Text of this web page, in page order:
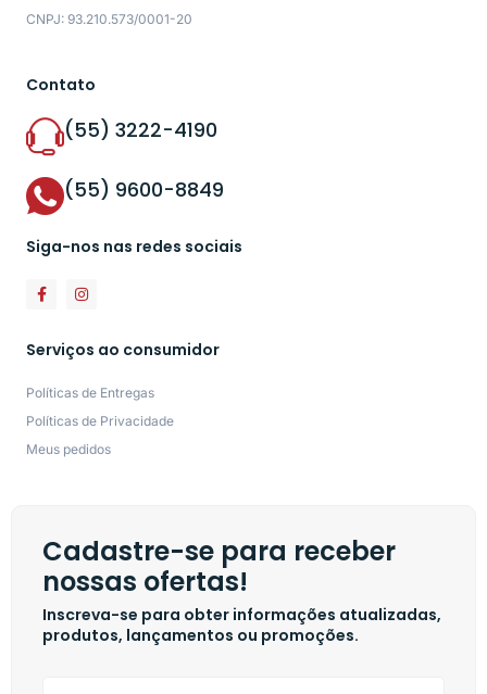
CNPJ: 93.210.573/0001-20
Contato
(55) 3222-4190
(55) 9600-8849
Siga-nos nas redes sociais
Serviços ao consumidor
Políticas de Entregas
Políticas de Privacidade
Meus pedidos
Cadastre-se para receber
nossas ofertas!
Inscreva-se para obter informações atualizadas,
produtos, lançamentos ou promoções.